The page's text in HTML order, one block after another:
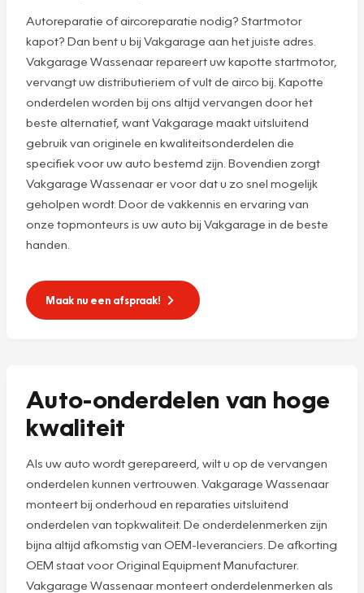
Autoreparatie of aircoreparatie nodig? Startmotor
kapot? Dan bent u bij Vakgarage aan het juiste adres.
Vakgarage Wassenaar repareert uw kapotte startmotor,
vervangt uw distributieriem of vult de airco bij. Kapotte
onderdelen worden bij ons altijd vervangen door het
beste alternatief, want Vakgarage maakt uitsluitend
gebruik van originele en kwaliteitsonderdelen die
specifiek voor uw auto bestemd zijn. Bovendien zorgt
Vakgarage Wassenaar er voor dat u zo snel mogelijk
geholpen wordt. Door de vakkennis en ervaring van
onze topmonteurs is uw auto bij Vakgarage in de beste
handen.
Maak nu een afspraak!
Auto-onderdelen van hoge
kwaliteit
Als uw auto wordt gerepareerd, wilt u op de vervangen
onderdelen kunnen vertrouwen. Vakgarage Wassenaar
monteert bij onderhoud en reparaties uitsluitend
onderdelen van topkwaliteit. De onderdelenmerken zijn
bijna altijd afkomstig van OEM-leveranciers. De afkorting
OEM staat voor Original Equipment Manufacturer.
Vakgarage Wassenaar monteert onderdelenmerken als